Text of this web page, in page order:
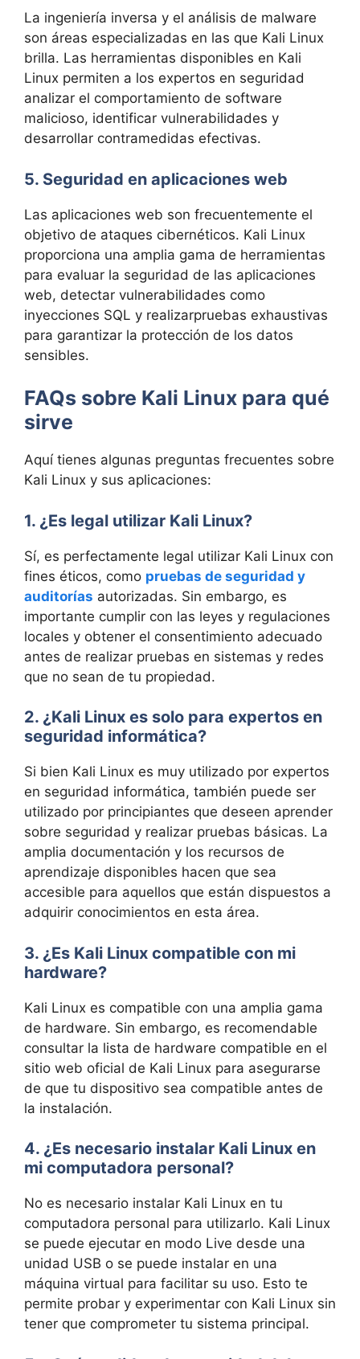
La ingeniería inversa y el análisis de malware
son áreas especializadas en las que Kali Linux
brilla. Las herramientas disponibles en Kali
Linux permiten a los expertos en seguridad
analizar el comportamiento de software
malicioso, identificar vulnerabilidades y
desarrollar contramedidas efectivas.
5. Seguridad en aplicaciones web
Las aplicaciones web son frecuentemente el
objetivo de ataques cibernéticos. Kali Linux
proporciona una amplia gama de herramientas
para evaluar la seguridad de las aplicaciones
web, detectar vulnerabilidades como
inyecciones SQL y realizarpruebas exhaustivas
para garantizar la protección de los datos
sensibles.
FAQs sobre Kali Linux para qué
sirve
Aquí tienes algunas preguntas frecuentes sobre
Kali Linux y sus aplicaciones:
1. ¿Es legal utilizar Kali Linux?
Sí, es perfectamente legal utilizar Kali Linux con
fines éticos, como pruebas de seguridad y
auditorías autorizadas. Sin embargo, es
importante cumplir con las leyes y regulaciones
locales y obtener el consentimiento adecuado
antes de realizar pruebas en sistemas y redes
que no sean de tu propiedad.
2. ¿Kali Linux es solo para expertos en
seguridad informática?
Si bien Kali Linux es muy utilizado por expertos
en seguridad informática, también puede ser
utilizado por principiantes que deseen aprender
sobre seguridad y realizar pruebas básicas. La
amplia documentación y los recursos de
aprendizaje disponibles hacen que sea
accesible para aquellos que están dispuestos a
adquirir conocimientos en esta área.
3. ¿Es Kali Linux compatible con mi
hardware?
Kali Linux es compatible con una amplia gama
de hardware. Sin embargo, es recomendable
consultar la lista de hardware compatible en el
sitio web oficial de Kali Linux para asegurarse
de que tu dispositivo sea compatible antes de
la instalación.
4. ¿Es necesario instalar Kali Linux en
mi computadora personal?
No es necesario instalar Kali Linux en tu
computadora personal para utilizarlo. Kali Linux
se puede ejecutar en modo Live desde una
unidad USB o se puede instalar en una
máquina virtual para facilitar su uso. Esto te
permite probar y experimentar con Kali Linux sin
tener que comprometer tu sistema principal.